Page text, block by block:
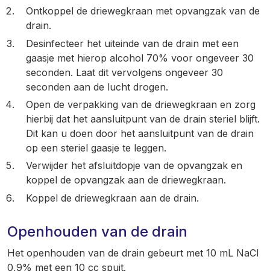
Ontkoppel de driewegkraan met opvangzak van de
drain.
Desinfecteer het uiteinde van de drain met een
gaasje met hierop alcohol 70% voor ongeveer 30
seconden. Laat dit vervolgens ongeveer 30
seconden aan de lucht drogen.
Open de verpakking van de driewegkraan en zorg
hierbij dat het aansluitpunt van de drain steriel blijft.
Dit kan u doen door het aansluitpunt van de drain
op een steriel gaasje te leggen.
Verwijder het afsluitdopje van de opvangzak en
koppel de opvangzak aan de driewegkraan.
Koppel de driewegkraan aan de drain.
Openhouden van de drain
Het openhouden van de drain gebeurt met 10 mL NaCl
0,9% met een 10 cc spuit.